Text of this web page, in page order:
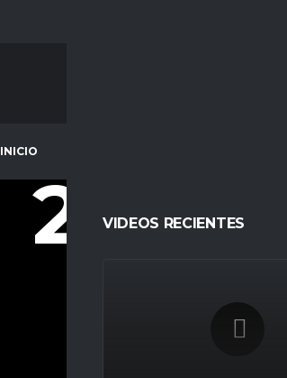
INICIO
VIDEOS RECIENTES
23 TERRYVERME
Temporada 23